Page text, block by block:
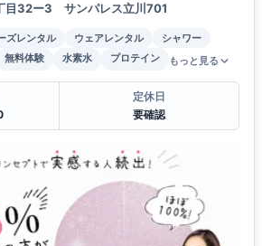
目32ー3 サンパレス立川701
ズレンタル ウェアレンタル
シャワー
無料体験 水素水 プロテイン もっと見る
定休日
要確認